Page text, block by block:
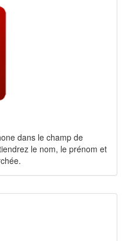
dans le champ de
le nom, le prénom et